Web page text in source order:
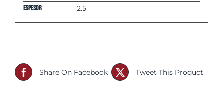
espesor 2.5
Share On Facebook Tweet This Product